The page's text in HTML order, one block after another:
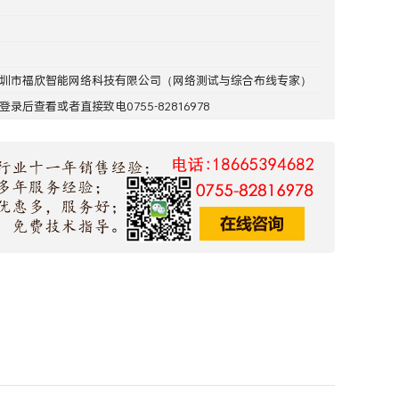
市福欣智能网络科技有限公司 （网络测试与综合布线专家）
登录后查看或者直接致电0755-82816978